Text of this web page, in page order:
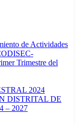
de Actividades
Trimestre del
2024
DISTRITAL DE
– 2027